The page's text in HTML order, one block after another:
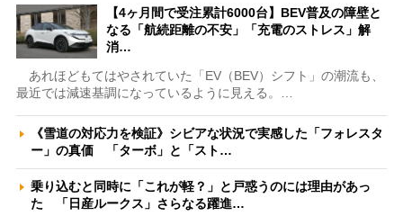
【4ヶ月間で受注累計6000台】BEV普及の障壁と
なる「航続距離の不安」「充電のストレス」解
消…
あれほどもてはやされていた「EV（BEV）シフト」の潮流も、
最近では減速基調になっているように見える。…
《雪道の対応力を検証》シビアな状況で実感した「フォレスタ
ー」の真価 「ターボ」と「スト…
乗り込むと同時に「これが軽？」と戸惑うのには理由があっ
た 「日産ルークス」さらなる躍進…